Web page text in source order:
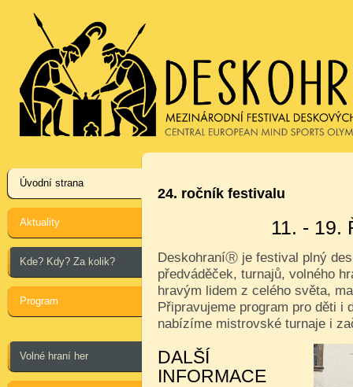
Úvodní strana
Aktuality
Kde? Kdy? Za kolik?
Program
Volné hraní her
24. ročník festivalu
11. - 19.
DeskohraníⓇ je festival plný
předváděček, turnajů, volného
hravým lidem z celého světa,
Připravujeme program pro děti i
nabízíme mistrovské turnaje i
DALŠÍ
INFORMACE